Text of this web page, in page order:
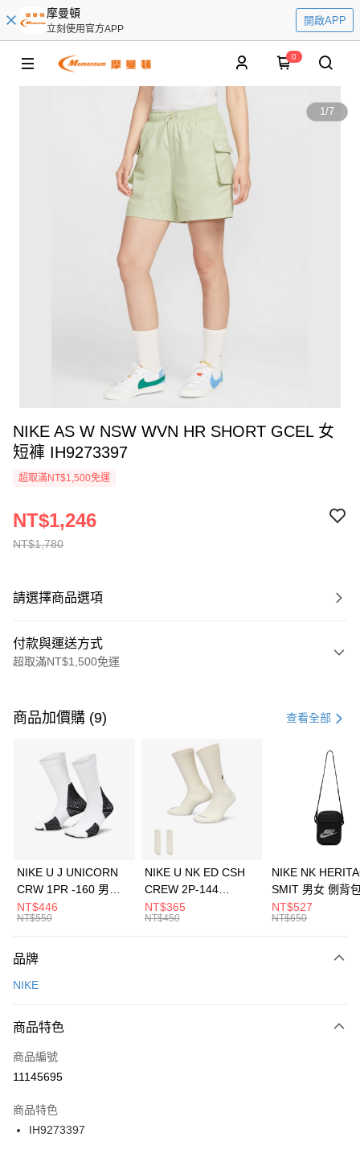
摩曼頓
立刻使用官方APP
開啟APP
0
1/7
NIKE AS W NSW WVN HR SHORT GCEL 女
短褲 IH9273397
超取滿NT$1,500免運
NT$1,780
NT$1,246
請選擇商品選項
付款與運送方式
超取滿NT$1,500免運
信用卡一次付款
3 期 0 利率 每期 21家銀行
合作金庫商業銀行
第一商業銀行
華南商業銀行
彰化商業銀行
上海商業儲蓄銀行
元大商業銀行
台灣樂天信用卡公司
Apple Pay
全盈+PAY
AFTEE先享後付
【關於「AFTEE先享後付」】
便利好安心！
３．安心：先確認商品／服務後，再付款。
【「AFTEE先享後付」結帳流程】
１．於結帳方式選擇「AFTEE先享後付」後，將跳轉至「AFTEE先享後付」
２．訂單成立數日內，您將收到繳費通知簡訊。
３．收到繳費通知簡訊後14天內，點擊此簡訊中的連結，可透過四大超商／
ATM／網路銀行／等多元方式進行付款，方視為交易完成。
運送方式
每筆NT$100，滿NT$1,500(含以上)免運費
宅配
每筆NT$100，滿NT$1,500(含以上)免運費
付款後門市自取
每筆NT$100，滿NT$1,500(含以上)免運費
商品加價購 (9) 查看全部
NIKE U J UNICORN
CRW 1PR -160 男女
中統襪 FZ3393100
NT$446
NT$550
NIKE U NK ED CSH
CREW 2P-144
EMBRDY 男女 短統襪
FZ3073133
NT$365
NT$450
NIKE NK
SMIT 男女 側背
BA5871010
NT$527
NT$650
品牌
NIKE
商品特色
商品編號
11145695
商品特色
IH9273397